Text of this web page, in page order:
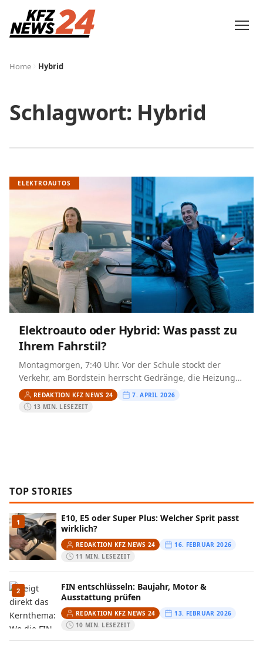
Home Hybrid
Schlagwort: Hybrid
ELEKTROAUTOS
Elektroauto oder Hybrid: Was passt zu
Ihrem Fahrstil?
Montagmorgen, 7:40 Uhr. Vor der Schule stockt der
Verkehr, am Bordstein herrscht Gedränge, die Heizung
läuft, und im Cockpit leuchtet entweder die elektrische
Restreichweite oder…
REDAKTION KFZ NEWS 24
7. APRIL 2026
13 MIN. LESEZEIT
TOP STORIES
1
E10, E5 oder Super Plus: Welcher Sprit passt
wirklich?
REDAKTION KFZ NEWS 24
16. FEBRUAR 2026
11 MIN. LESEZEIT
2
FIN entschlüsseln: Baujahr, Motor &
Ausstattung prüfen
REDAKTION KFZ NEWS 24
13. FEBRUAR 2026
10 MIN. LESEZEIT